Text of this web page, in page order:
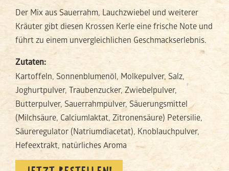
Der Mix aus Sauerrahm, Lauchzwiebel und weiterer
Kräuter gibt diesen Krossen Kerle eine frische Note und
führt zu einem unvergleichlichen Geschmackserlebnis.
Zutaten:
Kartoffeln, Sonnenblumenöl, Molkepulver, Salz,
Joghurtpulver, Traubenzucker, Zwiebelpulver,
Butterpulver, Sauerrahmpulver, Säuerungsmittel
(Milchsäure, Calciumlaktat, Zitronensäure) Petersilie,
Säureregulator (Natriumdiacetat), Knoblauchpulver,
Hefeextrakt, natürliches Aroma